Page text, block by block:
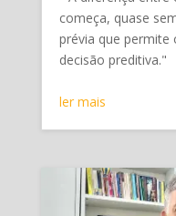
começa, quase
prévia que permite
ler mais